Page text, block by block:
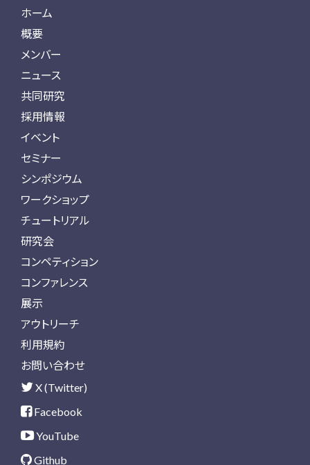
ホーム
概要
メンバー
ニュース
共同研究
採用情報
イベント
セミナー
シンポジウム
ワークショップ
チュートリアル
研究会
コンペティション
コンファレンス
展示
アウトリーチ
利用規約
お問い合わせ
X (Twitter)
Facebook
YouTube
Github